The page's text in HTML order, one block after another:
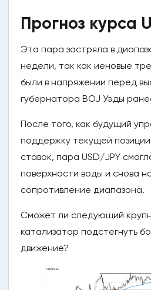
Прогноз курса
Эта пара застряла в
недели, так как иеновые
были в напряжении перед
губернатора BOJ Уэды
После того, как будущий
поддержку текущей
ставок, пара USD/JPY
поверхности воды и снова
сопротивление диапазона.
Сможет ли следующий
катализатор подстегнуть
движение?